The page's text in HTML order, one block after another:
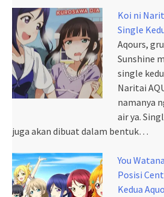
Koi ni
Single
Aqours,
Sunshine
single
Naritai
namanya
air ya.
juga akan dibuat dalam bentuk…
You
Posisi
Kedua